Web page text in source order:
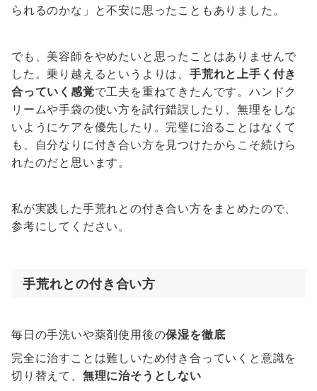
られるのかな」と不安に思ったこともありました。
でも、美容師をやめたいと思ったことはありませんで
した。乗り越えるというよりは、 手荒れと上手く付き
合っていく感覚で工夫を重ねてきたんです。ハンドク
リームや手袋の使い方を試行錯誤したり、無理をしな
いようにケアを優先したり。完璧に治ることはなくて
も、自分なりに付き合い方を見つけたからこそ続けら
れたのだと思います。
私が実践した手荒れとの付き合い方をまとめたので、
参考にしてください。
手荒れとの付き合い方
毎日の手洗いや薬剤使用後の保湿を徹底
完全に治すことは難しいため付き合っていくと意識を
切り替えて、 無理に治そうとしない